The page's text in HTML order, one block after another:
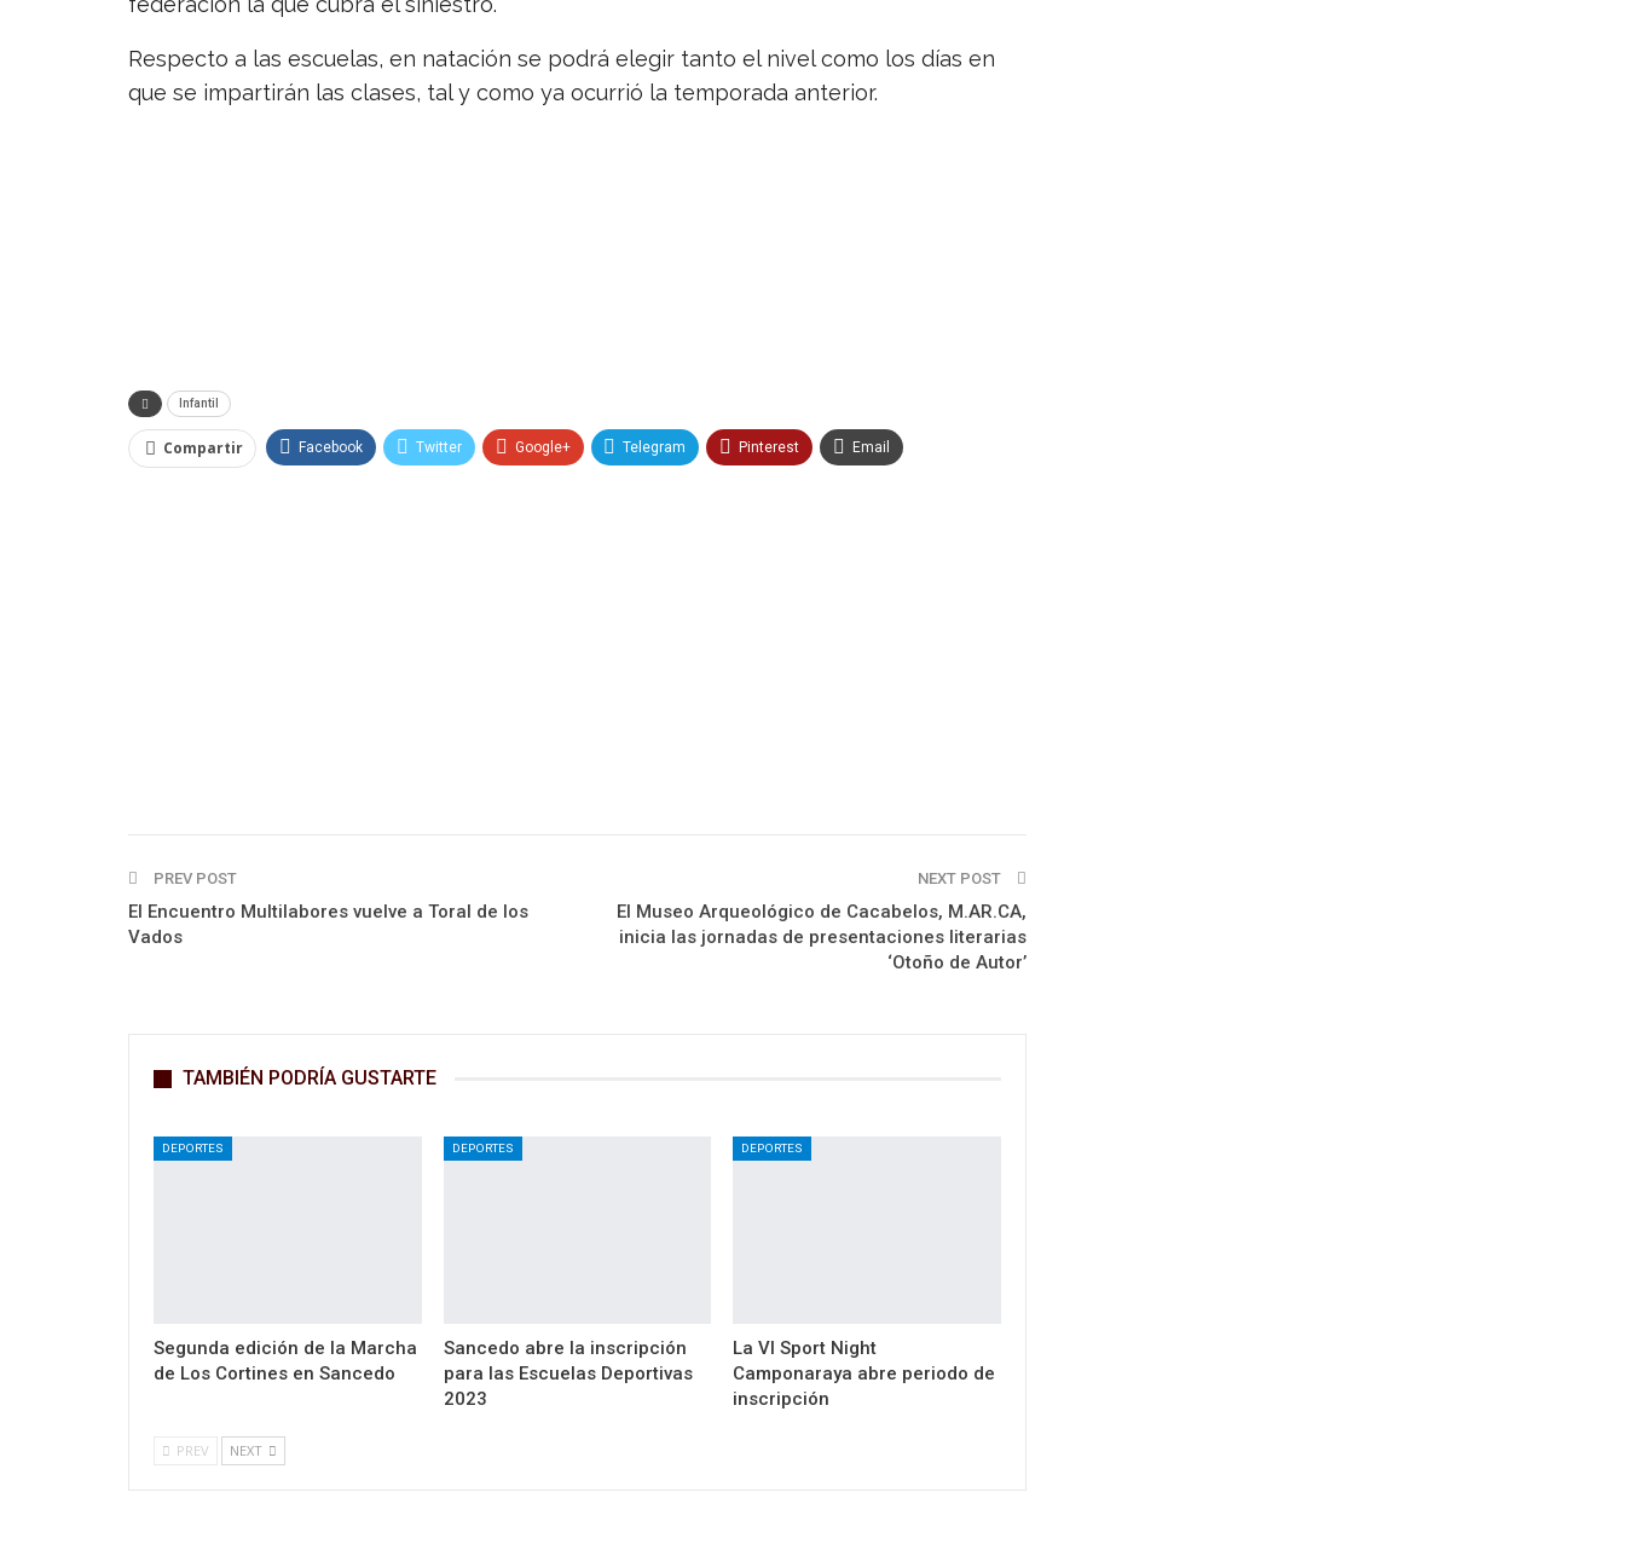
Respecto a las escuelas, en natación se podrá elegir tanto el nivel como los días en
que se impartirán las clases, tal y como ya ocurrió la temporada anterior.
Infantil
Compartir Facebook Twitter Google+ Telegram Pinterest Email
PREV POST
El Encuentro Multilabores vuelve a Toral de los
Vados
NEXT POST
El Museo Arqueológico de Cacabelos, M.AR.CA,
inicia las jornadas de presentaciones literarias
‘Otoño de Autor’
TAMBIÉN PODRÍA GUSTARTE
DEPORTES
Segunda edición de la Marcha
de Los Cortines en Sancedo
DEPORTES
Sancedo abre la inscripción
para las Escuelas Deportivas
2023
DEPORTES
La VI Sport Night
Camponaraya abre periodo de
inscripción
PREV NEXT